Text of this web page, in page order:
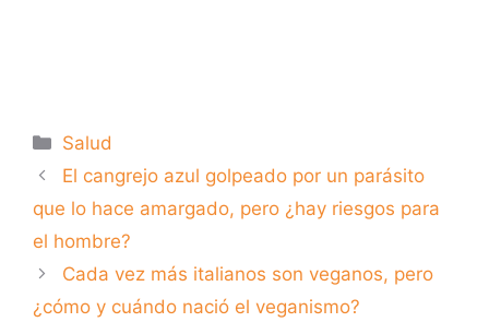
Categorías
Salud
El cangrejo azul golpeado por un parásito
que lo hace amargado, pero ¿hay riesgos para
el hombre?
Cada vez más italianos son veganos, pero
¿cómo y cuándo nació el veganismo?